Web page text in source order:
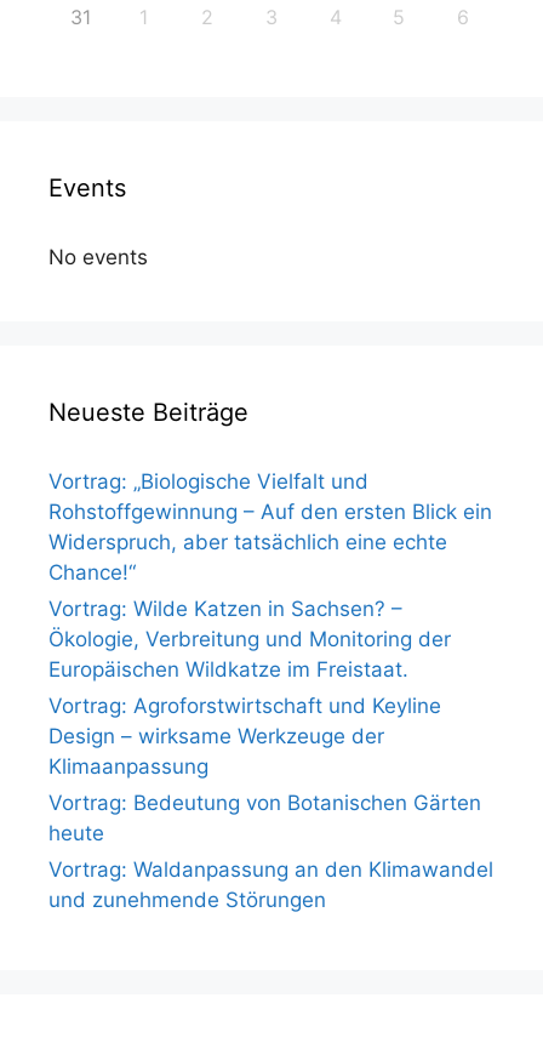
31 1 2 3 4 5 6
Events
No events
Neueste Beiträge
Vortrag: „Biologische Vielfalt und
Rohstoffgewinnung – Auf den ersten Blick ein
Widerspruch, aber tatsächlich eine echte
Chance!“
Vortrag: Wilde Katzen in Sachsen? –
Ökologie, Verbreitung und Monitoring der
Europäischen Wildkatze im Freistaat.
Vortrag: Agroforstwirtschaft und Keyline
Design – wirksame Werkzeuge der
Klimaanpassung
Vortrag: Bedeutung von Botanischen Gärten
heute
Vortrag: Waldanpassung an den Klimawandel
und zunehmende Störungen